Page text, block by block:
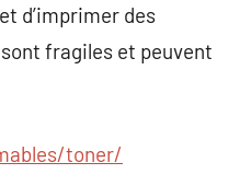
d’imprimer des
fragiles et peuvent
toner/